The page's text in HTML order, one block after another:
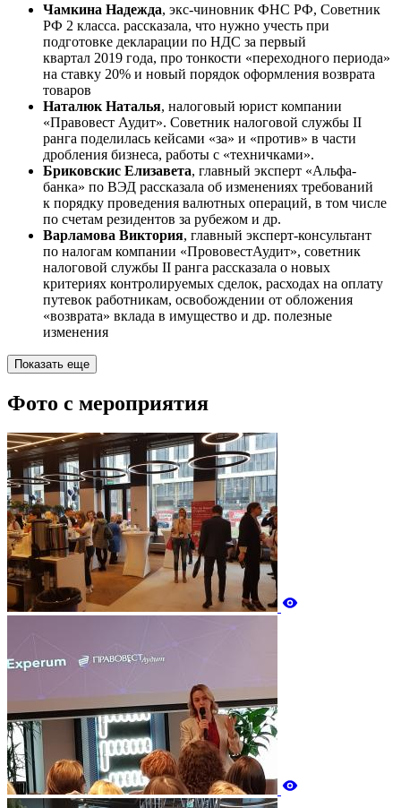
Чамкина Надежда, экс-чиновник ФНС РФ, Советник
РФ 2 класса. рассказала, что нужно учесть при
подготовке декларации по НДС за первый
квартал 2019 года, про тонкости «переходного периода»
на ставку 20% и новый порядок оформления возврата
товаров
Наталюк Наталья, налоговый юрист компании
«Правовест Аудит». Советник налоговой службы II
ранга поделилась кейсами «за» и «против» в части
дробления бизнеса, работы с «техничками».
Бриковскис Елизавета, главный эксперт «Альфа-
банка» по ВЭД рассказала об изменениях требований
к порядку проведения валютных операций, в том числе
по счетам резидентов за рубежом и др.
Варламова Виктория, главный эксперт-консультант
по налогам компании «ПрововестАудит», советник
налоговой службы II ранга рассказала о новых
критериях контролируемых сделок, расходах на оплату
путевок работникам, освобождении от обложения
«возврата» вклада в имущество и др. полезные
изменения
Показать еще
Фото с мероприятия